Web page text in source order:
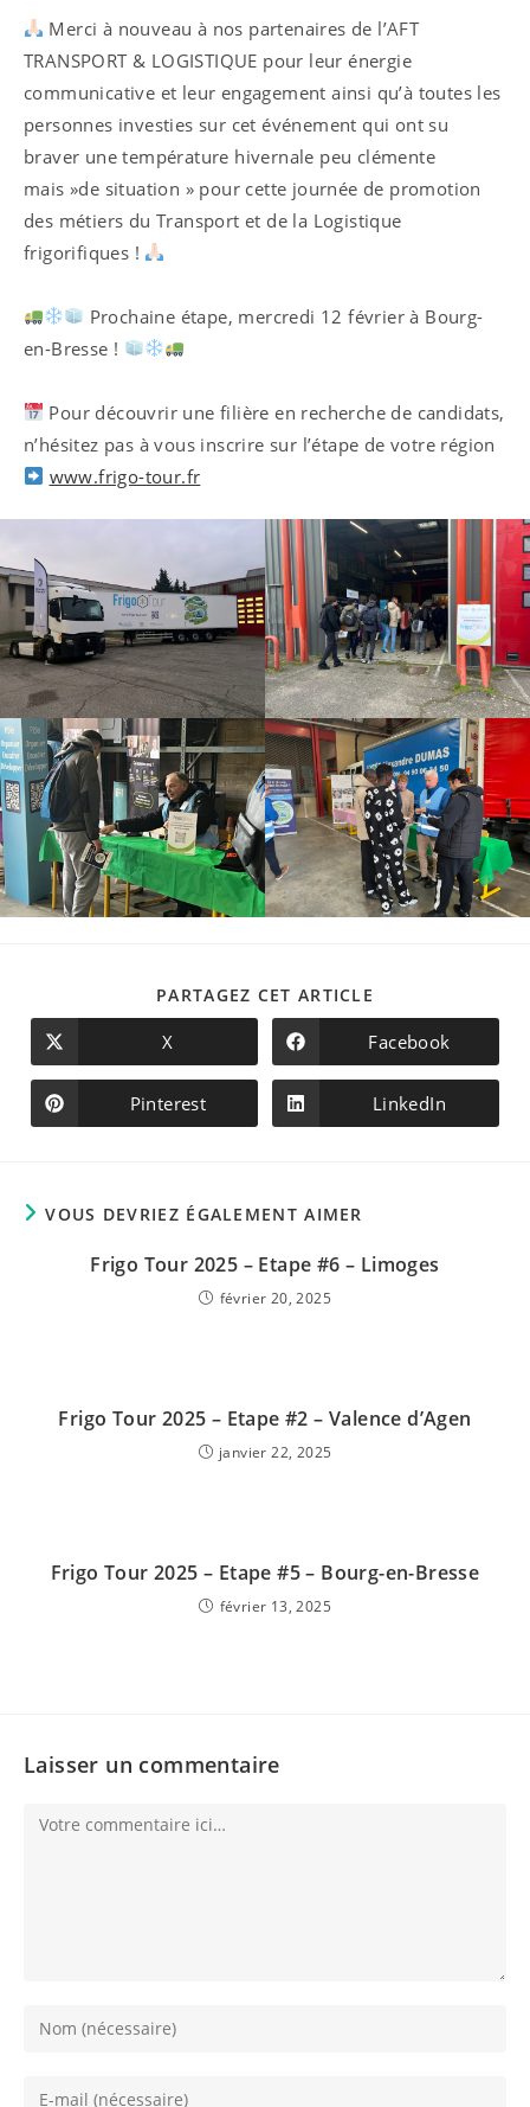
Merci à nouveau à nos partenaires de l’AFT
TRANSPORT & LOGISTIQUE pour leur énergie
communicative et leur engagement ainsi qu’à toutes les
personnes investies sur cet événement qui ont su
braver une température hivernale peu clémente
mais »de situation » pour cette journée de promotion
des métiers du Transport et de la Logistique
frigorifiques !
Prochaine étape, mercredi 12 février à Bourg-
en-Bresse !
Pour découvrir une filière en recherche de candidats,
n’hésitez pas à vous inscrire sur l’étape de votre région
www.frigo-tour.fr
PARTAGEZ CET ARTICLE
Ouvrir
dans
une
autre
fenêtre
X Ouvrir
dans
une
autre
fenêtre
Facebook
Ouvrir
dans
Pinterest Ouvrir
dans
LinkedIn
VOUS DEVRIEZ ÉGALEMENT AIMER
Frigo Tour 2025 – Etape #6 – Limoges
février 20, 2025
Frigo Tour 2025 – Etape #2 – Valence d’Agen
janvier 22, 2025
Frigo Tour 2025 – Etape #5 – Bourg-en-Bresse
février 13, 2025
Laisser un commentaire
Comment
Enter
Enter